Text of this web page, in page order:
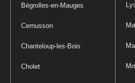
Bégrolles-en-Mauges
Cernusson
Chanteloup-les-Bois
Cholet